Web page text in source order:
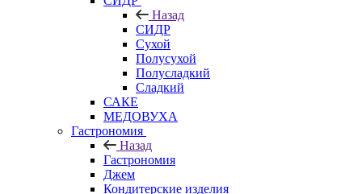
Назад
СИДР
Сухой
Полусухой
Полусладкий
Сладкий
САКЕ
МЕДОВУХА
Гастрономия
Назад
Гастрономия
Джем
Кондитерские изделия